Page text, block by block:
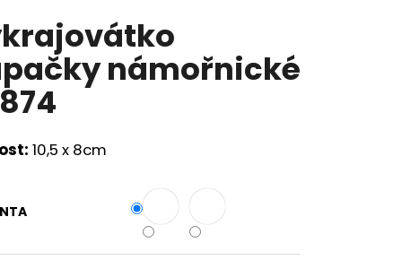
námořnické
10,5 x 8cm